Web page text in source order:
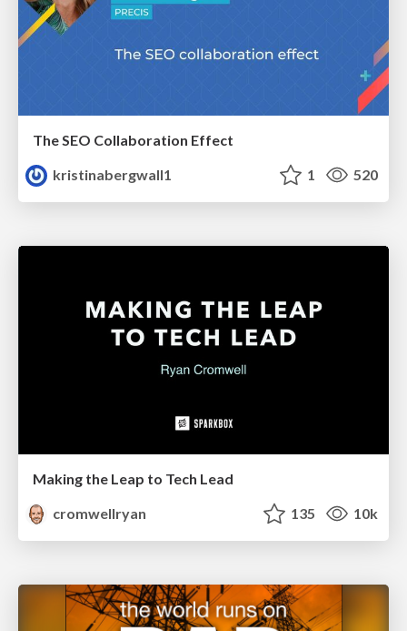
The SEO Collaboration Effect
kristinabergwall1
1 520
Making the Leap to Tech Lead
cromwellryan
135 10k